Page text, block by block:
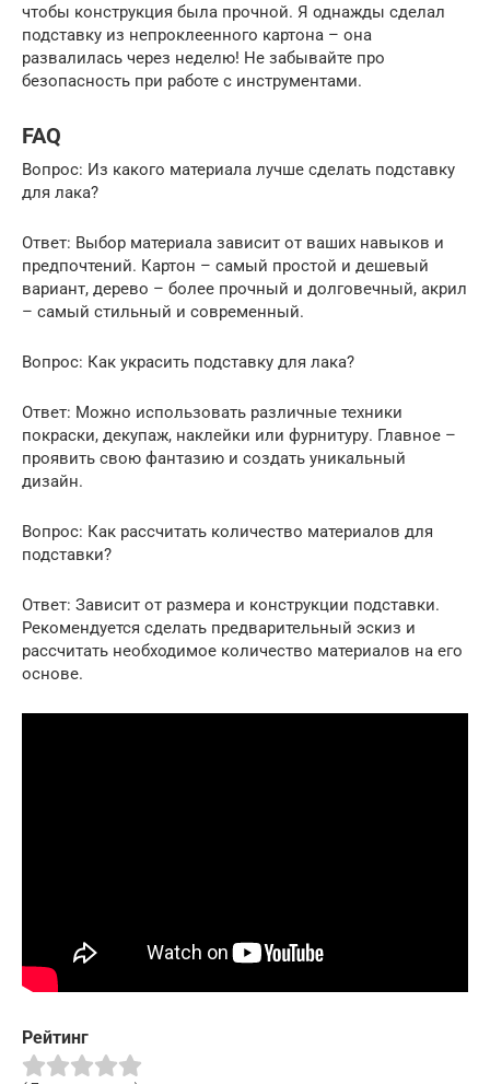
чтобы конструкция была прочной. Я однажды сделал
подставку из непроклеенного картона – она
развалилась через неделю! Не забывайте про
безопасность при работе с инструментами.
FAQ
Вопрос: Из какого материала лучше сделать подставку
для лака?
Ответ: Выбор материала зависит от ваших навыков и
предпочтений. Картон – самый простой и дешевый
вариант, дерево – более прочный и долговечный, акрил
– самый стильный и современный.
Вопрос: Как украсить подставку для лака?
Ответ: Можно использовать различные техники
покраски, декупаж, наклейки или фурнитуру. Главное –
проявить свою фантазию и создать уникальный
дизайн.
Вопрос: Как рассчитать количество материалов для
подставки?
Ответ: Зависит от размера и конструкции подставки.
Рекомендуется сделать предварительный эскиз и
рассчитать необходимое количество материалов на его
основе.
Рейтинг